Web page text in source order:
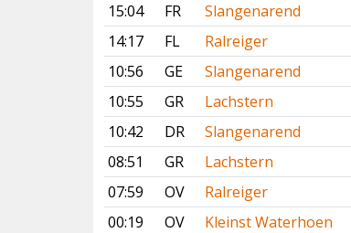
15:04
FR
Slangenarend
14:17
FL
Ralreiger
10:56
GE
Slangenarend
10:55
GR
Lachstern
10:42
DR
Slangenarend
08:51
GR
Lachstern
07:59
OV
Ralreiger
00:19
OV
Kleinst Waterhoen